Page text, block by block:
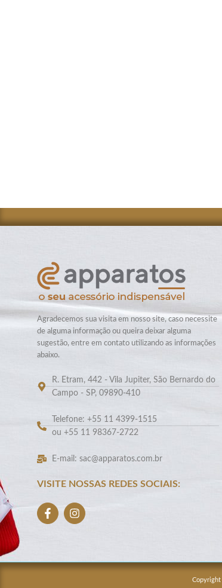
Agradecemos sua visita em nosso site, caso necessite
de alguma informação ou queira deixar alguma
sugestão, entre em contato utilizando as informações
abaixo.
R. Etram, 442 - Vila Jupiter, São Bernardo do
Campo - SP, 09890-410
Telefone: +55 11 4399-1515
ou +55 11 98367-2722
E-mail: sac@apparatos.com.br
VISITE NOSSAS REDES SOCIAIS:
Copyright